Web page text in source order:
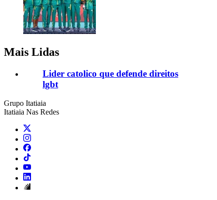
Mais Lidas
Lider catolico que defende direitos
lgbt
Grupo Itatiaia
Itatiaia Nas Redes